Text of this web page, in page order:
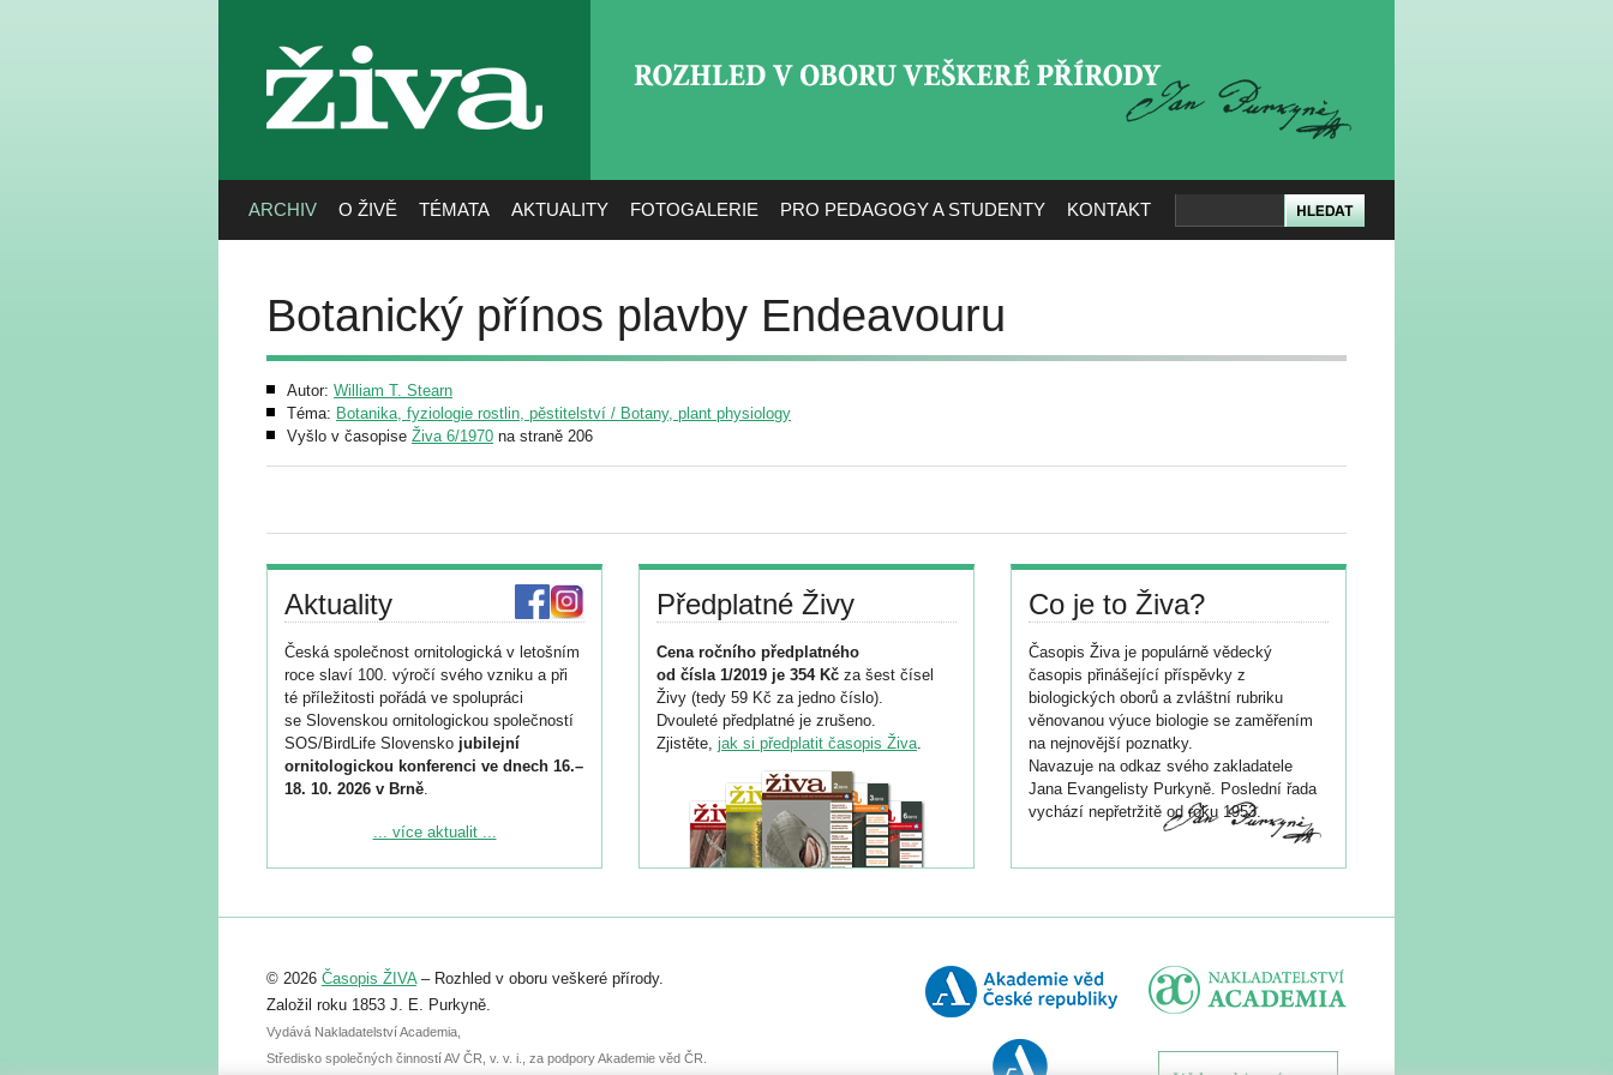
živa
ARCHIV O ŽIVĚ TÉMATA AKTUALITY FOTOGALERIE PRO PEDAGOGY A STUDENTY KONTAKT
Botanický přínos plavby Endeavouru
Autor: William T. Stearn
Téma: Botanika, fyziologie rostlin, pěstitelství / Botany, plant physiology
Vyšlo v časopise Živa 6/1970 na straně 206
Aktuality
Česká společnost ornitologická v letošním
roce slaví 100. výročí svého vzniku a při
té příležitosti pořádá ve spolupráci
se Slovenskou ornitologickou společností
SOS/BirdLife Slovensko jubilejní
ornitologickou konferenci ve dnech 16.–
18. 10. 2026 v Brně.
Podrobnější informace ke konferenci
Registrovat se můžete do 6. září.
abstraktu přihlášené přednášky nebo
posteru je už 30. června.
... více aktualit ...
Předplatné Živy
Cena ročního předplatného
od čísla 1/2019 je 354 Kč za šest čísel
Živy (tedy 59 Kč za jedno číslo).
Dvouleté předplatné je zrušeno.
Zjistěte, jak si předplatit časopis Živa.
Co je to Živa?
Časopis Živa je populárně vědecký
časopis přinášející příspěvky z
biologických oborů a zvláštní rubriku
věnovanou výuce biologie se zaměřením
na nejnovější poznatky.
Navazuje na odkaz svého zakladatele
Jana Evangelisty Purkyně. Poslední řada
vychází nepřetržitě od roku 1953.
© 2026 Časopis ŽIVA– Rozhled v oboru veškeré přírody.
Založil roku 1853 J. E. Purkyně.
Vydává Nakladatelství Academia,
Středisko společných činností AV ČR, v. v. i., za podpory Akademie věd ČR.